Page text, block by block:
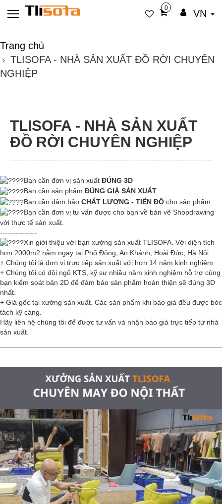
VN
0
Trang chủ
TLISOFA - NHÀ SẢN XUẤT ĐỒ RỜI CHUYÊN
NGHIỆP
TLISOFA - NHÀ SẢN XUẤT
ĐỒ RỜI CHUYÊN NGHIỆP
Bạn cần đơn vị sản xuất ĐÚNG 3D
Bạn cần sản phẩm ĐÚNG GIÁ SẢN XUẤT
Bạn cần đảm bảo CHẤT LƯỢNG - TIẾN ĐỘ cho sản phẩm
Bạn cần đơn vị tư vấn được cho bạn về bản vẽ Shopdrawing
với thực tế sản xuất.
---------------
Xin giới thiệu với bạn xưởng sản xuất TLISOFA. Với diện tích
hơn 2000m2 nằm ngay tại Phố Đông, An Khánh, Hoài Đức, Hà Nội
+ Chúng tôi là đơn vị trực tiếp sản xuất với hơn 14 năm kinh nghiệm
+ Chúng tôi có đội ngũ KTS, kỹ sư nhiều năm kinh nghiệm hỗ trợ cùng
bạn kiểm soát bản 2D để đảm bảo sản phẩm hoàn thiện sẽ đúng 3D
nhất.
+ Giá gốc tại xưởng sản xuất. Các sản phẩm khi báo giá đều được bóc
tách kỹ càng.
Hãy liên hệ chúng tôi để được tư vấn và nhận báo giá trực tiếp từ nhà
sản xuất.